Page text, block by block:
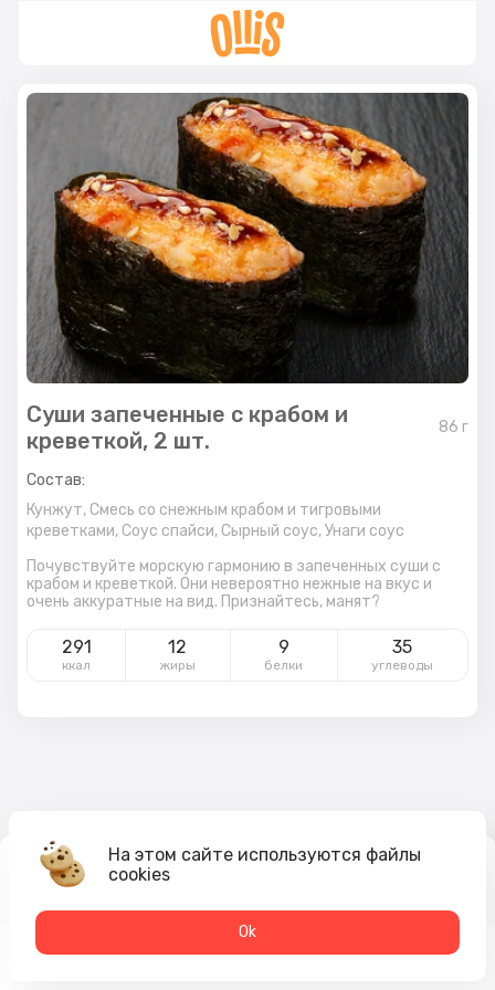
Суши запеченные с крабом и
креветкой, 2 шт.
86 г
Состав:
Кунжут, Смесь со снежным крабом и тигровыми
креветками, Соус спайси, Сырный соус,Унаги соус
Почувствуйте морскую гармонию в запеченных суши с
крабом и креветкой. Они невероятно нежные на вкус и
очень аккуратные на вид. Признайтесь, манят?
291
ккал
12
жиры
9
белки
35
углеводы
330₽
На этом сайте используются файлы
cookies
Оk